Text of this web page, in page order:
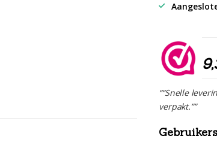
““Snelle
verpakt.””